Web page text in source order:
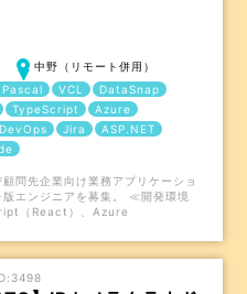
中野（リモート併用）
VCL
DataSnap
TypeScript
Azure
Jira
ASP.NET
問先企業向け業務アプリケーショ
エンジニアを募集。 ≪開発環境
（React）、Azure